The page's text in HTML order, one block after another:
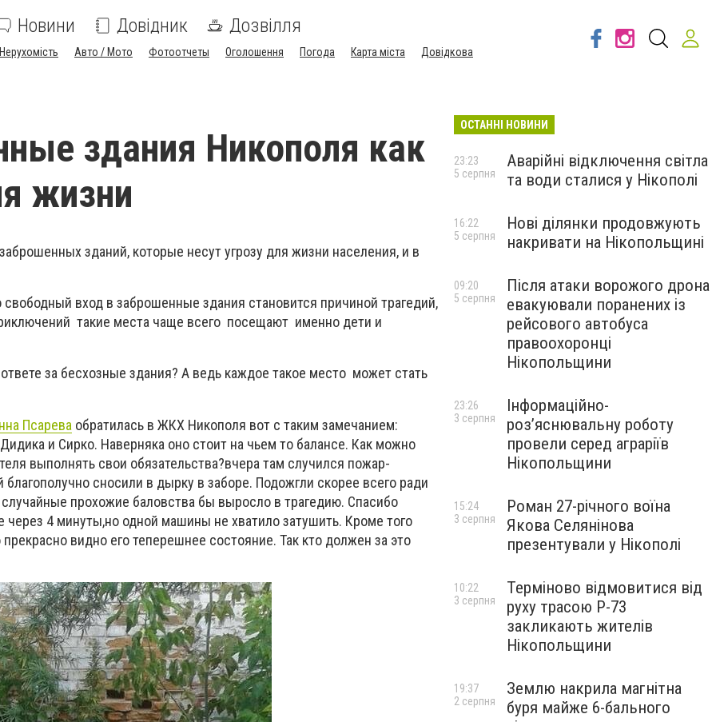
Новини Довідник Дозвілля
Нерухомість Авто / Мото Фотоотчеты Оголошення Погода Карта міста Довідкова
здания Никополя как
жизни
зданий, которые несут угрозу для жизни населения, и в
вход в заброшенные здания становится причиной трагедий,
такие места чаще всего посещают именно дети и
за бесхозные здания? А ведь каждое такое место может стать
Псарева обратилась в ЖКХ Никополя вот с таким замечанием:
и Сирко. Наверняка оно стоит на чьем то балансе. Как можно
выполнять свои обязательства?вчера там случился пожар-
сносили в дырку в заборе. Подожгли скорее всего ради
прохожие баловства бы выросло в трагедию. Спасибо
4 минуты,но одной машины не хватило затушить. Кроме того
видно его теперешнее состояние. Так кто должен за это
ОСТАННІ НОВИНИ
Аварійні відключення світла
та води сталися у Нікополі
23:23
5 серпня
Нові ділянки продовжують
накривати на Нікопольщині
16:22
5 серпня
Після атаки ворожого дрона
евакуювали поранених із
рейсового автобуса
правоохоронці
Нікопольщини
09:20
5 серпня
Інформаційно-
роз’яснювальну роботу
провели серед аграріїв
Нікопольщини
23:26
3 серпня
Роман 27-річного воїна
Якова Селянінова
презентували у Нікополі
15:24
3 серпня
Терміново відмовитися від
руху трасою Р-73
закликають жителів
Нікопольщини
10:22
3 серпня
Землю накрила магнітна
буря майже 6-бального
19:37
2 серпня